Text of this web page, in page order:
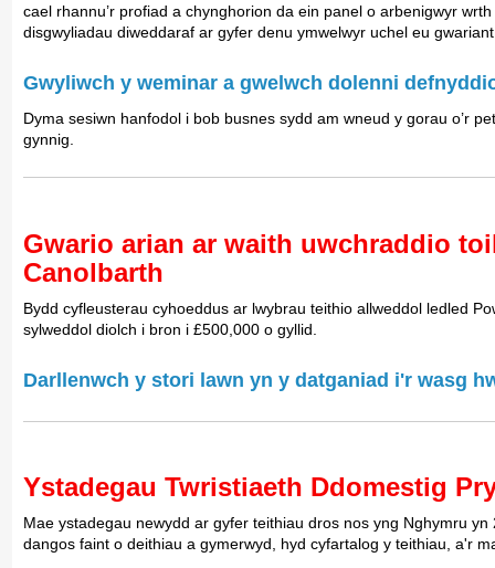
cael rhannu’r profiad a chynghorion da ein panel o arbenigwyr
disgwyliadau diweddaraf ar gyfer denu ymwelwyr uchel eu
Gwyliwch y weminar a gwelwch dolenni
Dyma sesiwn hanfodol i bob busnes sydd am wneud y gorau o’r
gynnig.
Gwario arian ar waith uwchraddio
Canolbarth
Bydd cyfleusterau cyhoeddus ar lwybrau teithio allweddol ledled
sylweddol diolch i bron i £500,000 o gyllid.
Darllenwch y stori lawn yn y datganiad i'r wasg
Ystadegau Twristiaeth Ddomestig
Mae ystadegau newydd ar gyfer teithiau dros nos yng Nghymru
dangos faint o deithiau a gymerwyd, hyd cyfartalog y teithiau, a'r